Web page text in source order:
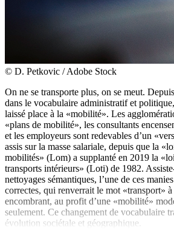
© D. Petkovic / Adobe Stock
On ne se transporte plus, on se meut.
dans le vocabulaire administratif et
laissé place à la «mobilité». Les
«plans de mobilité», les consultants
et les employeurs sont redevables d’un
assis sur la masse salariale, depuis que la
mobilités» (Lom) a supplanté en 2019 la
transports intérieurs» (Loti) de 1982.
nettoyages sémantiques, l’une de ces
correctes, qui renverrait le mot «transport»
encombrant, au profit d’une «mobilité»
seulement. Ce changement de vocabulaire
évolution sociétale et géographique.